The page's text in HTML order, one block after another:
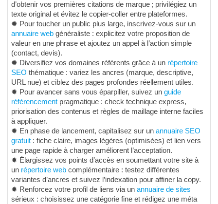
d’obtenir vos premières citations de marque ; privilégiez un
texte original et évitez le copier-coller entre plateformes.
✹ Pour toucher un public plus large, inscrivez-vous sur un
annuaire web généraliste : explicitez votre proposition de
valeur en une phrase et ajoutez un appel à l’action simple
(contact, devis).
✹ Diversifiez vos domaines référents grâce à un répertoire
SEO thématique : variez les ancres (marque, descriptive,
URL nue) et ciblez des pages profondes réellement utiles.
✹ Pour avancer sans vous éparpiller, suivez un guide
référencement pragmatique : check technique express,
priorisation des contenus et règles de maillage interne faciles
à appliquer.
✹ En phase de lancement, capitalisez sur un annuaire SEO
gratuit : fiche claire, images légères (optimisées) et lien vers
une page rapide à charger améliorent l’acceptation.
✹ Élargissez vos points d’accès en soumettant votre site à
un répertoire web complémentaire : testez différentes
variantes d’ancres et suivez l’indexation pour affiner la copy.
✹ Renforcez votre profil de liens via un annuaire de sites
sérieux : choisissez une catégorie fine et rédigez une méta